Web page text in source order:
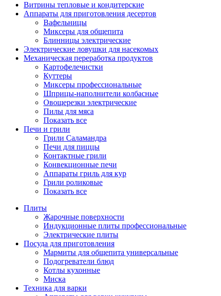
Витрины тепловые и кондитерские
Аппараты для приготовления десертов
Вафельницы
Миксеры для общепита
Блинницы электрические
Электрические ловушки для насекомых
Механическая переработка продуктов
Картофелечистки
Куттеры
Миксеры профессиональные
Шприцы-наполнители колбасные
Овощерезки электрические
Пилы для мяса
Показать все
Печи и грили
Грили Саламандра
Печи для пиццы
Контактные грили
Конвекционные печи
Аппараты гриль для кур
Грили роликовые
Показать все
Плиты
Жарочные поверхности
Индукционные плиты профессиональные
Электрические плиты
Посуда для приготовления
Мармиты для общепита универсальные
Подогреватели блюд
Котлы кухонные
Миска
Техника для варки